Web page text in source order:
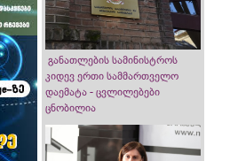
განათლების სამინისტროს
კიდევ ერთი სამმართველო
დაემატა - ცვლილებები
ცნობილია